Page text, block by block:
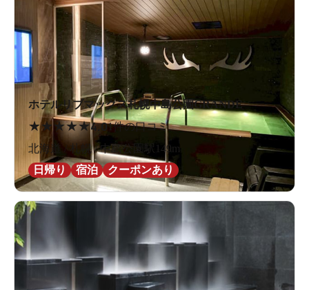
ホテルリブマックス札幌中島公園GRANDE
★★ ★★★4.01件の口コミ
北海道 / 札幌 / 中島公園駅149m
日帰り
宿泊 クーポンあり